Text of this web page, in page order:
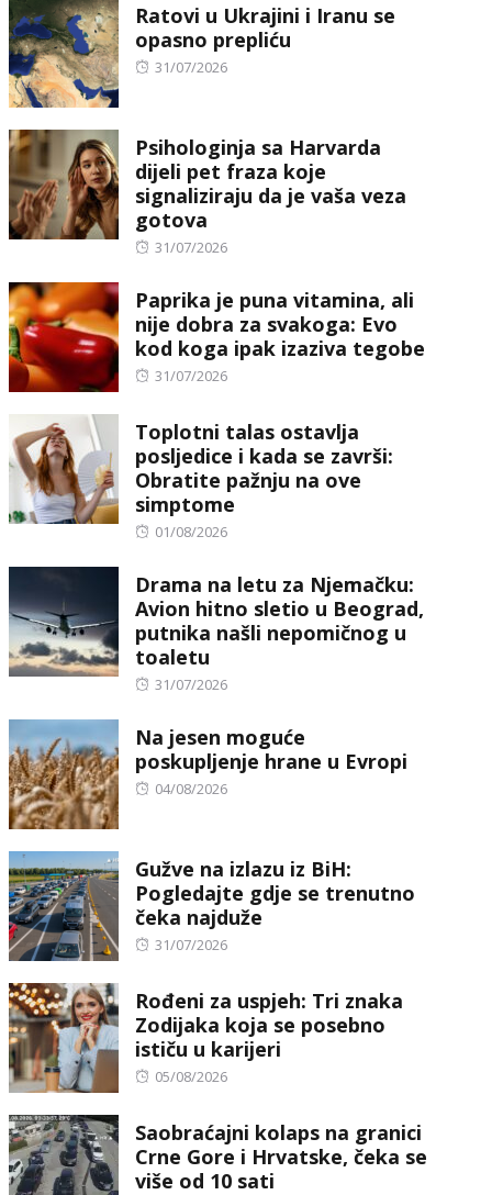
Ratovi u Ukrajini i Iranu se
opasno prepliću
Posted
31/07/2026
Psihologinja sa Harvarda
dijeli pet fraza koje
signaliziraju da je vaša veza
gotova
Posted
31/07/2026
Paprika je puna vitamina, ali
nije dobra za svakoga: Evo
kod koga ipak izaziva tegobe
Posted
31/07/2026
Toplotni talas ostavlja
posljedice i kada se završi:
Obratite pažnju na ove
simptome
Posted
01/08/2026
Drama na letu za Njemačku:
Avion hitno sletio u Beograd,
putnika našli nepomičnog u
toaletu
Posted
31/07/2026
Na jesen moguće
poskupljenje hrane u Evropi
Posted
04/08/2026
Gužve na izlazu iz BiH:
Pogledajte gdje se trenutno
čeka najduže
Posted
31/07/2026
Rođeni za uspjeh: Tri znaka
Zodijaka koja se posebno
ističu u karijeri
Posted
05/08/2026
Saobraćajni kolaps na granici
Crne Gore i Hrvatske, čeka se
više od 10 sati